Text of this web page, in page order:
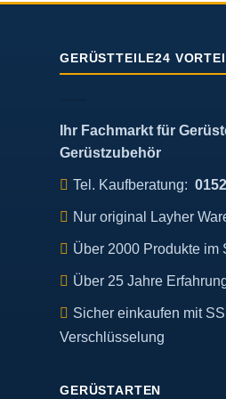
GERÜSTTEILE24
Ihr Fachmarkt für
Gerüstzubehör
Tel. Kaufberatung:
Nur original Layher
Über 2000 Produkte im
Über 25 Jahre
Sicher einkaufen mit
Verschlüsselung
GERÜSTARTEN